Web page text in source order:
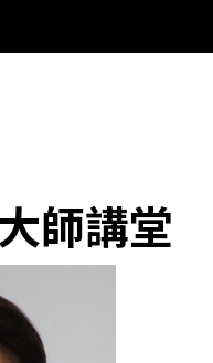
師講堂